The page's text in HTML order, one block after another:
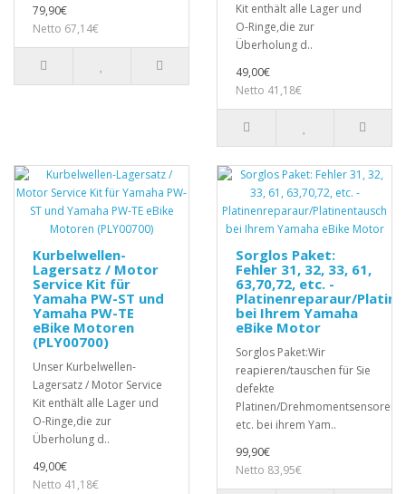
79,90€
Netto 67,14€
Kit enthält alle Lager und
O-Ringe,die zur
Überholung d..
49,00€
Netto 41,18€
Kurbelwellen-
Lagersatz / Motor
Service Kit für
Yamaha PW-ST und
Yamaha PW-TE
eBike Motoren
(PLY00700)
Unser Kurbelwellen-
Lagersatz / Motor Service
Kit enthält alle Lager und
O-Ringe,die zur
Überholung d..
49,00€
Netto 41,18€
Sorglos Paket:
Fehler 31, 32, 33, 61,
63,70,72, etc. -
Platinenreparaur/
bei Ihrem Yamaha
eBike Motor
Sorglos Paket:Wir
reapieren/tauschen für Sie
defekte
Platinen/Drehmomentsensoren,
etc. bei ihrem Yam..
99,90€
Netto 83,95€